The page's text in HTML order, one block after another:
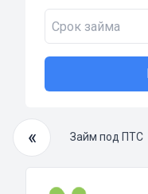
«
займ Займ под ПТС